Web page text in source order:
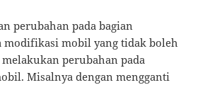
perubahan pada bagian
modifikasi mobil yang tidak boleh
perubahan pada
Misalnya dengan mengganti